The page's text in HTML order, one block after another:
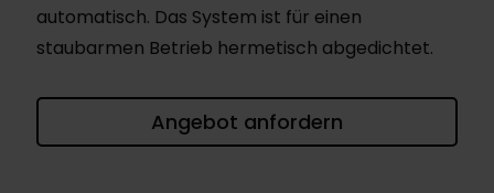
automatisch. Das System ist für einen
staubarmen Betrieb hermetisch abgedichtet.
Angebot anfordern